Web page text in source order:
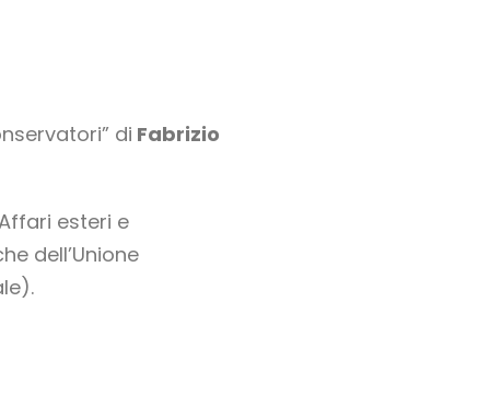
di Fabrizio
esteri e
dell’Unione